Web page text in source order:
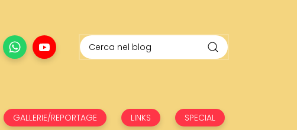
GALLERIE/REPORTAGE LINKS SPECIAL